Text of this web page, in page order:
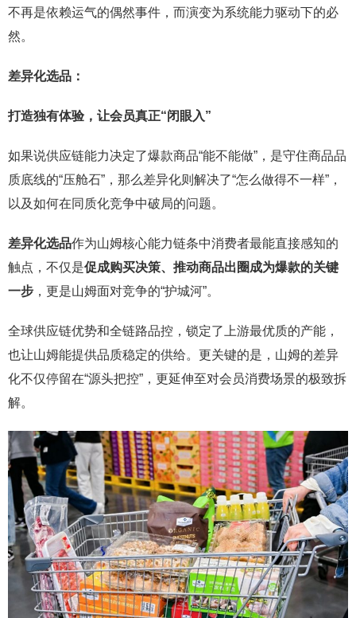
不再是依赖运气的偶然事件，而演变为系统能力驱动下的必
然。
差异化选品：
打造独有体验，让会员真正“闭眼入”
如果说供应链能力决定了爆款商品“能不能做”，是守住商品品
质底线的“压舱石”，那么差异化则解决了“怎么做得不一样”，
以及如何在同质化竞争中破局的问题。
差异化选品作为山姆核心能力链条中消费者最能直接感知的
触点，不仅是促成购买决策、推动商品出圈成为爆款的关键
一步 ，更是山姆面对竞争的“护城河”。
全球供应链优势和全链路品控，锁定了上游最优质的产能，
也让山姆能提供品质稳定的供给。更关键的是，山姆的差异
化不仅停留在“源头把控”，更延伸至对会员消费场景的极致拆
解。